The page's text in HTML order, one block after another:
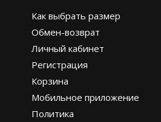
Как выбрать размер
Обмен-возврат
Личный кабинет
Регистрация
Корзина
Мобильное приложение
Политика